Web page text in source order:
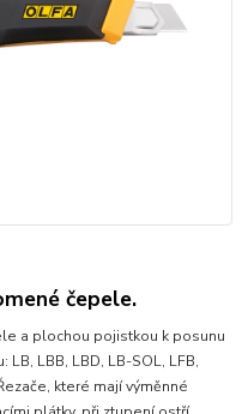
čepele.
a plochou pojistkou k posunu
LBB, LBD, LB-SOL, LFB,
které mají výměnné